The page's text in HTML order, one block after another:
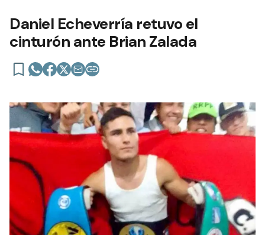
Daniel Echeverría retuvo el
cinturón ante Brian Zalada